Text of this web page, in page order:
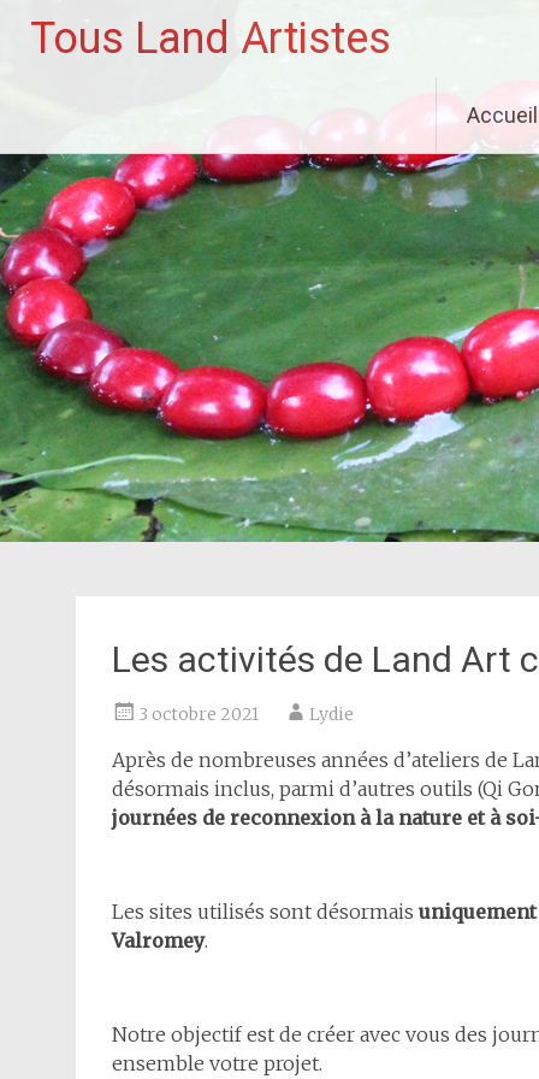
Tous Land Artistes
au
contenu
Accueil
Les activités de Land Art
3 octobre 2021 Lydie
Après de nombreuses années d’ateliers de
désormais inclus, parmi d’autres outils (Qi
journées de reconnexion à la nature et à
Les sites utilisés sont désormais uniquement
Valromey.
Notre objectif est de créer avec vous des
ensemble votre projet.